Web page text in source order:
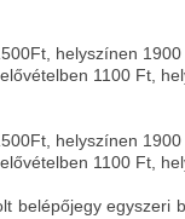
helyszínen 1900
1100 Ft,
helyszínen 1900
1100 Ft,
belépőjegy egyszeri